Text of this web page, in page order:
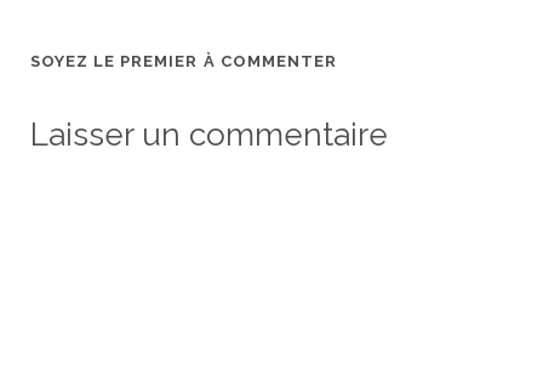
SOYEZ LE PREMIER À COMMENTER
Laisser un commentaire